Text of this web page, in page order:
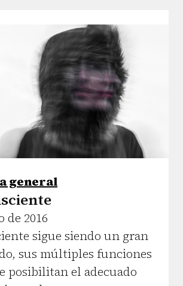
general
de 2016
sigue siendo un gran
sus múltiples funciones
posibilitan el adecuado